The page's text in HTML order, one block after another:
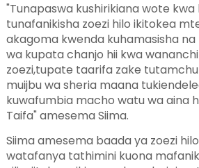
"Tunapaswa kushirikiana wote kwa
tunafanikisha zoezi hilo ikitokea
akagoma kwenda kuhamasisha na
wa kupata chanjo hii kwa
zoezi,tupate taarifa zake
muijbu wa sheria maana
kuwafumbia macho watu wa aina
Taifa" amesema Siima.
Siima amesema baada ya zoezi
watafanya tathimini kuona